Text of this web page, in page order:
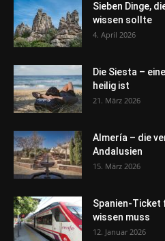
Sieben Dinge,
wissen sollte
4. April 2026
Die Siesta –
heilig ist
21. März 2026
Almería – die
Andalusien
15. März 2026
Spanien-Ticket
wissen muss
12. Januar 2026